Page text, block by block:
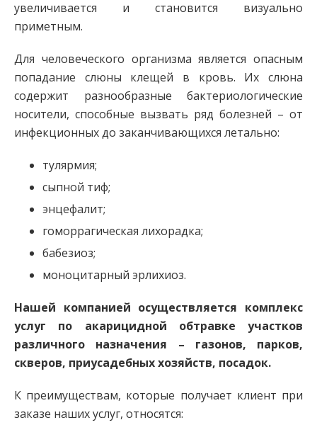
увеличивается и становится визуально
приметным.
Для человеческого организма является опасным
попадание слюны клещей в кровь. Их слюна
содержит разнообразные бактериологические
носители, способные вызвать ряд болезней – от
инфекционных до заканчивающихся летально:
тулярмия;
сыпной тиф;
энцефалит;
гоморрагическая лихорадка;
бабезиоз;
моноцитарный эрлихиоз.
Нашей компанией осуществляется комплекс
услуг по акарицидной обтравке участков
различного назначения – газонов, парков,
скверов, приусадебных хозяйств, посадок.
К преимуществам, которые получает клиент при
заказе наших услуг, относятся: